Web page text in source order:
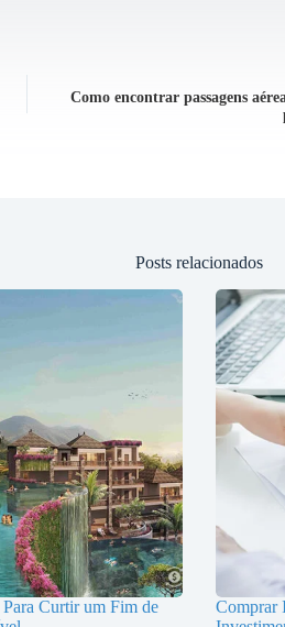
Como encontrar passagens
Posts relacionados
Curtir um Fim de
Comprar